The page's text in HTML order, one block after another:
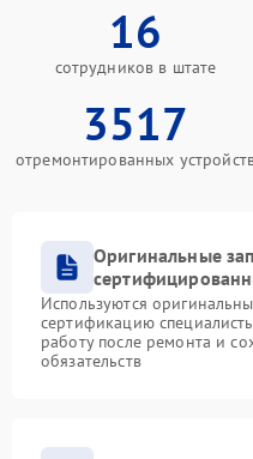
16
сотрудников в штате
3517
отремонтированных
Оригинальные
Используются
сертификацию
работу после ремонта и
обязательств